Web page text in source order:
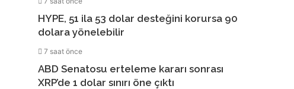
HYPE, 51 ila 53 dolar desteğini korursa 90
dolara yönelebilir
7 saat önce
ABD Senatosu erteleme kararı sonrası
XRP’de 1 dolar sınırı öne çıktı